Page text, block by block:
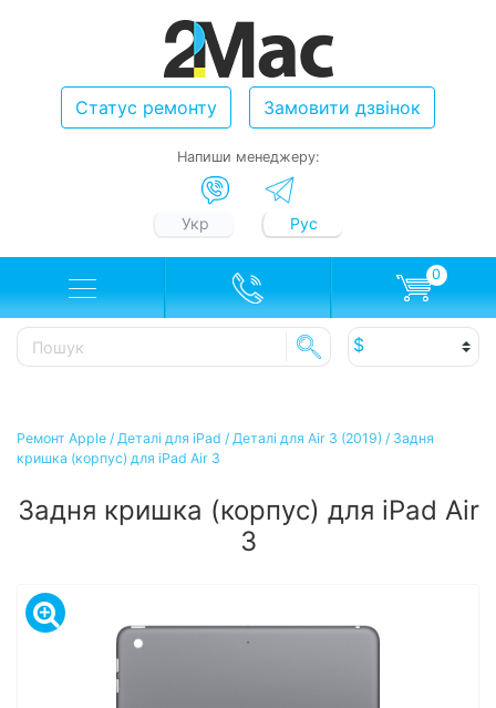
Статус ремонту Замовити дзвінок
Напиши менеджеру:
Укр Рус
0
Ремонт Apple / Деталі для iPad / Деталі для Air 3 (2019) / Задня
кришка (корпус) для iPad Air 3
Задня кришка (корпус) для iPad Air
3